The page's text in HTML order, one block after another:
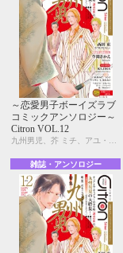
～恋愛男子ボーイズラブ
コミックアンソロジー～
Citron VOL.12
雑誌・アンソロジー